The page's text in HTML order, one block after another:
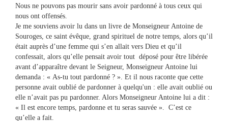
Nous ne pouvons pas mourir sans avoir pardonné à tous ceux qui
nous ont offensés.
Je me souviens avoir lu dans un livre de Monseigneur Antoine de
Souroges, ce saint évêque, grand spirituel de notre temps, alors qu’il
était auprès d’une femme qui s’en allait vers Dieu et qu’il
confessait, alors qu’elle pensait avoir tout déposé pour être libérée
avant d’apparaître devant le Seigneur, Monseigneur Antoine lui
demanda : « As-tu tout pardonné ? ». Et il nous raconte que cette
personne avait oublié de pardonner à quelqu'un : elle avait oublié ou
elle n’avait pas pu pardonner. Alors Monseigneur Antoine lui a dit :
« Il est encore temps, pardonne et tu seras sauvée ». C’est ce
qu’elle a fait.